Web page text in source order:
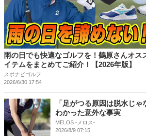
雨の日でも快適なゴルフを！鶴原さんオス
イテムをまとめてご紹介！【2026年版】
スポナビゴルフ
2026/6/30 17:54
「足がつる原因は脱水じ
わかった意外な事実
MELOS -メロス-
2026/8/9 07:15